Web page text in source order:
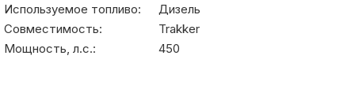
Используемое топливо:
Дизель
Совместимость:
Trakker
Мощность, л.с.:
450